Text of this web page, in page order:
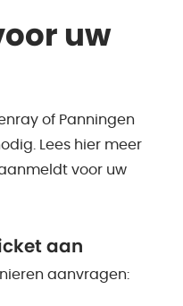
uw
of Panningen
Lees hier meer
voor uw
aan
aanvragen: